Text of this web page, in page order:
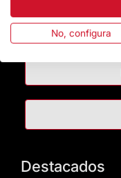
Destacados
No, configura